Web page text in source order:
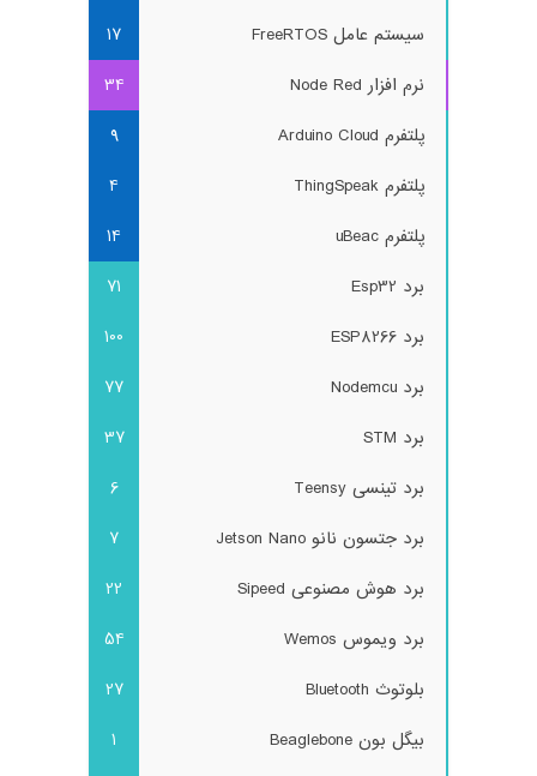
سیستم عامل FreeRTOS
17
نرم افزار Node Red
34
پلتفرم Arduino Cloud
9
پلتفرم ThingSpeak
4
پلتفرم uBeac
14
برد Esp32
71
برد ESP8266
100
برد Nodemcu
77
برد STM
37
برد تینسی Teensy
6
برد جتسون نانو Jetson Nano
7
برد هوش مصنوعی Sipeed
22
برد ویموس Wemos
54
بلوتوث Bluetooth
27
بیگل بون Beaglebone
1